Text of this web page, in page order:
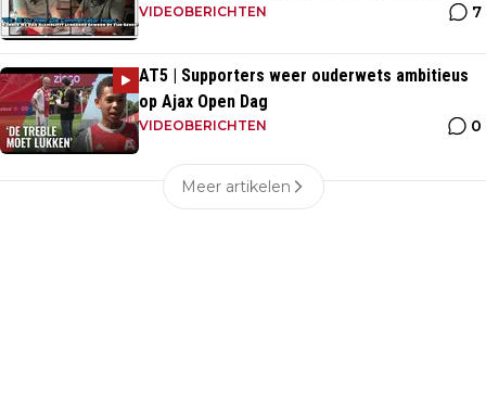
VIDEOBERICHTEN 7
AT5 | Supporters weer ouderwets ambitieus
op Ajax Open Dag
VIDEOBERICHTEN 0
Meer artikelen